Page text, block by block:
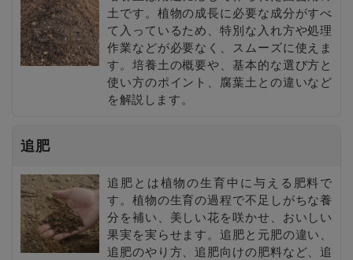
土です。植物の成長に必要な成分がすべ
て入っているため、特別な入れ方や処理
作業などが必要なく、スムーズに使えま
す。培養土の概要や、基本的な選び方と
使い方のポイント、腐葉土との違いなど
を解説します。
追肥
追肥とは植物の生育中に与える肥料で
す。植物の生育の過程で不足しがちな養
分を補い、美しい花を咲かせ、おいしい
果実を実らせます。追肥と元肥の違い、
追肥のやり方、追肥向けの肥料など、追